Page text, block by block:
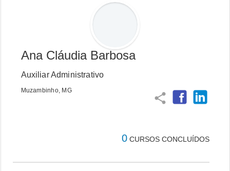
Ana Cláudia Barbosa
Auxiliar Administrativo
Muzambinho, MG
share
0 CURSOS CONCLUÍDOS